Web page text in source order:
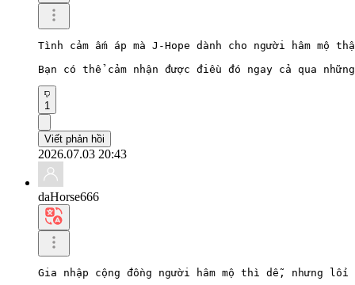
Tình cảm ấm áp mà J-Hope dành cho người hâm mộ
Bạn có thể cảm nhận được điều đó ngay cả qua
1
Viết phản hồi
2026.07.03 20:43
daHorse666
Gia nhập cộng đồng người hâm mộ thì dễ, nhưng